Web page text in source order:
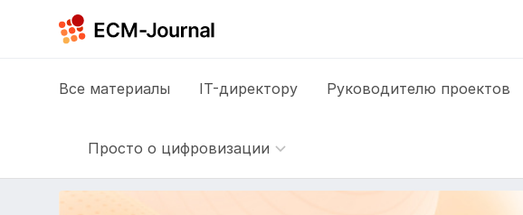
Все материалы IT-директору Руководителю проектов
Просто о цифровизации